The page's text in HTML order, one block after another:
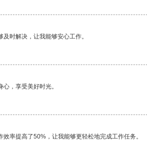
时解决，让我能够安心工作。
，享受美好时光。
率提高了50%，让我能够更轻松地完成工作任务。